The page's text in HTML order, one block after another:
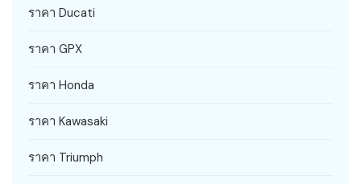
ราคา Ducati
ราคา GPX
ราคา Honda
ราคา Kawasaki
ราคา Triumph